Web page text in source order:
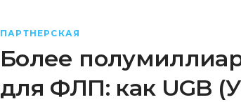
ПАРТНЕРСКАЯ
Более
для ФЛП: как UGB